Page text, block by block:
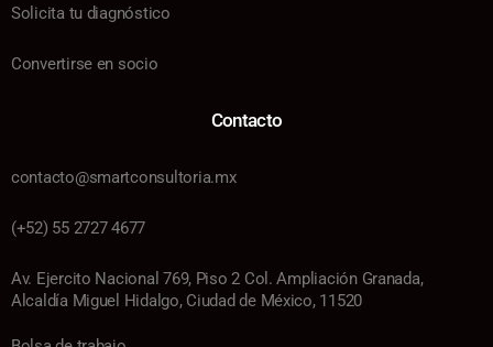
Solicita tu diagnóstico
Convertirse en socio
Contacto
contacto@smartconsultoria.mx
(+52) 55 2727 4677
Av. Ejercito Nacional 769, Piso 2 Col. Ampliación Granada,
Alcaldía Miguel Hidalgo, Ciudad de México, 11520